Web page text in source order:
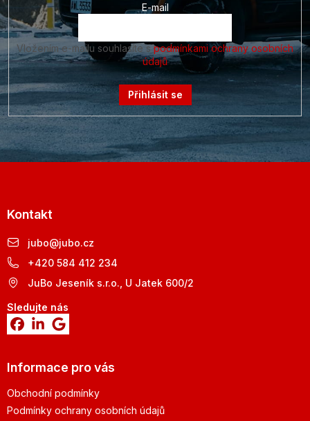
E-mail
Vložením e-mailu souhlasíte spodmínkami ochrany osobních
údajů
Přihlásit se
Kontakt
jubo@jubo.cz
+420 584 412 234
JuBo Jeseník s.r.o., U Jatek 600/2
Sledujte nás
Informace pro vás
Obchodní podmínky
Podmínky ochrany osobních údajů